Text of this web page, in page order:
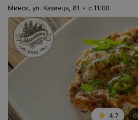
Минск, ул. Казинца, 81 с 11:00
4.7